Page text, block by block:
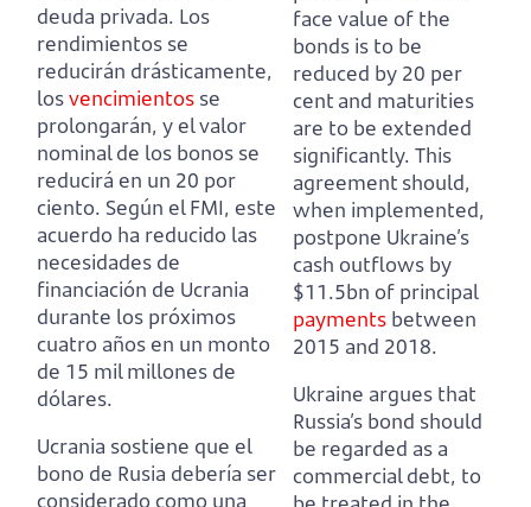
deuda privada. Los
rendimientos se
reducirán drásticamente,
losvencimientos se
prolongarán, y el valor
nominal de los bonos se
reducirá en un 20 por
ciento. Según el FMI, este
acuerdo ha reducido las
necesidades de
financiación de Ucrania
durante los próximos
cuatro años en un monto
de 15 mil millones de
dólares.
Ucrania sostiene que el
bono de Rusia debería ser
considerado como una
face value of the
bonds is to be
reduced by 20 per
cent and maturities
are to be extended
significantly. This
agreement should,
when implemented,
postpone Ukraine’s
cash outflows by
$11.5bn of principal
payments between
2015 and 2018.
Ukraine argues that
Russia’s bond should
be regarded as a
commercial debt, to